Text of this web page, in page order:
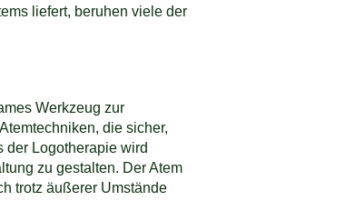
liefert, beruhen viele der
Werkzeug zur
die sicher,
der Logotherapie wird
zu gestalten. Der Atem
trotz äußerer Umstände